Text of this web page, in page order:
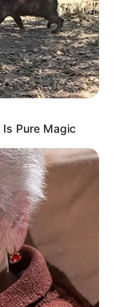
Pure Magic